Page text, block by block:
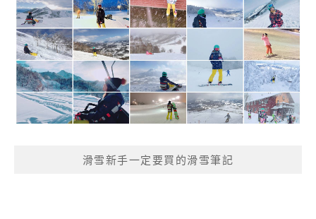
滑雪新手一定要買的滑雪筆記